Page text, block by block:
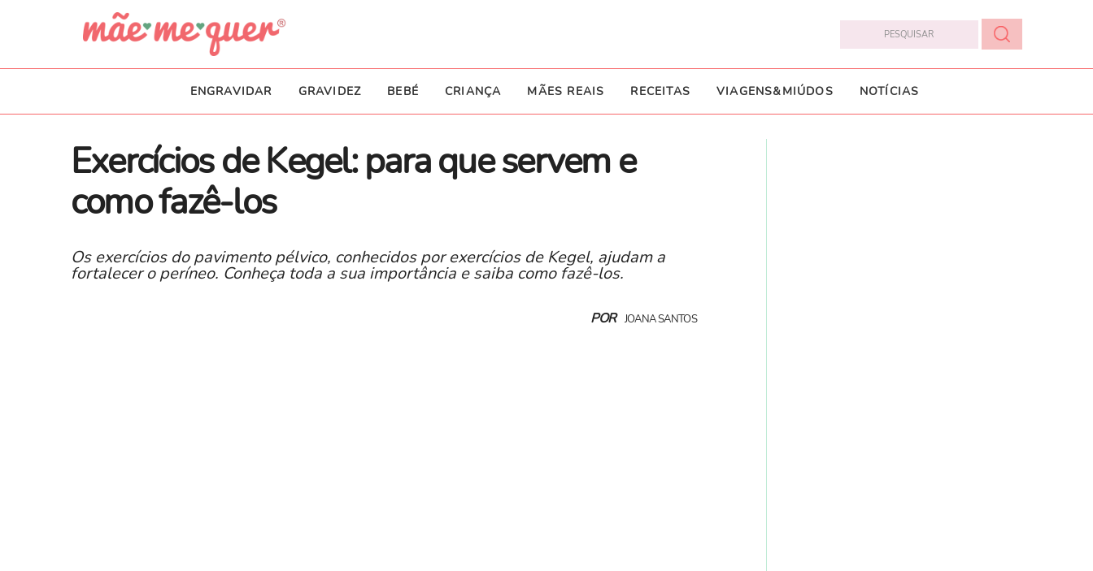
ENGRAVIDAR GRAVIDEZ BEBÉ CRIANÇA MÃES REAIS RECEITAS VIAGENS&MIÚDOS NOTÍCIAS
Exercícios de Kegel: para que servem e
como fazê-los
Os exercícios do pavimento pélvico, conhecidos por exercícios de Kegel, ajudam a
fortalecer o períneo. Conheça toda a sua importância e saiba como fazê-los.
POR JOANA SANTOS